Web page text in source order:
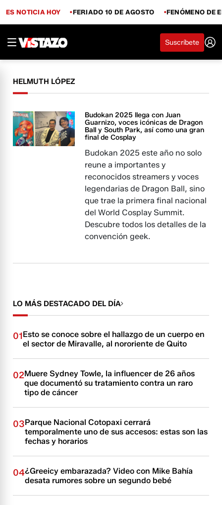
ES NOTICIA HOY FERIADO 10 DE AGOSTO FENÓMENO DE
Suscríbete
HELMUTH LÓPEZ
Budokan 2025 llega con Juan
Guarnizo, voces icónicas de Dragon
Ball y South Park, así como una gran
final de Cosplay
Budokan 2025 este año no solo
reune a importantes y
reconocidos streamers y voces
legendarias de Dragon Ball, sino
que trae la primera final nacional
del World Cosplay Summit.
Descubre todos los detalles de la
convención geek.
LO MÁS DESTACADO DEL DÍA
01Esto se conoce sobre el hallazgo de un cuerpo en
el sector de Miravalle, al nororiente de Quito
02Muere Sydney Towle, la influencer de 26 años
que documentó su tratamiento contra un raro
tipo de cáncer
03Parque Nacional Cotopaxi cerrará
temporalmente uno de sus accesos: estas son las
fechas y horarios
04¿Greeicy embarazada? Video con Mike Bahía
desata rumores sobre un segundo bebé